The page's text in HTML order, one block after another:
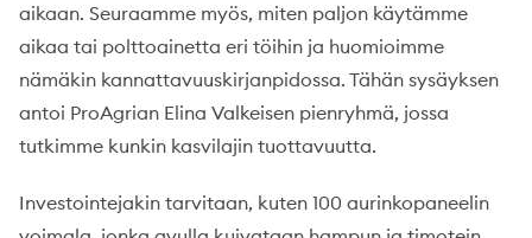
aikaan. Seuraamme myös, miten paljon käytämme
aikaa tai polttoainetta eri töihin ja huomioimme
nämäkin kannattavuuskirjanpidossa. Tähän sysäyksen
antoi ProAgrian Elina Valkeisen pienryhmä, jossa
tutkimme kunkin kasvilajin tuottavuutta.
Investointejakin tarvitaan, kuten 100 aurinkopaneelin